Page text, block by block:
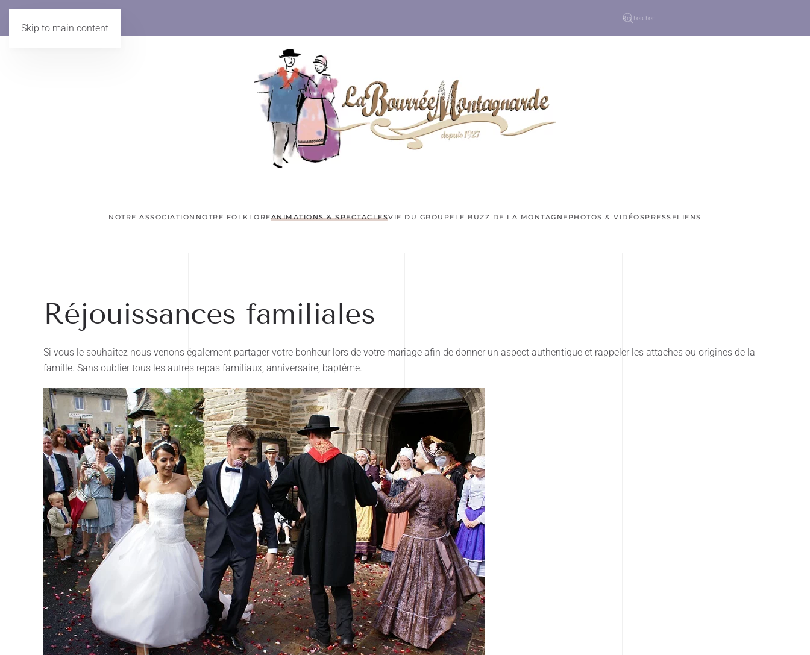
Skip to main content
NOTRE ASSOCIATION NOTRE FOLKLOREANIMATIONS & SPECTACLESVIE DU GROUPE LE BUZZ DE LA MONTAGNE PHOTOS & VIDÉOSPRESSELIENS
Réjouissances familiales
Si vous le souhaitez nous venons également partager votre bonheur lors de votre mariage afin de donner un aspect authentique et rappeler les attaches ou origines de la
famille. Sans oublier tous les autres repas familiaux, anniversaire, baptême.